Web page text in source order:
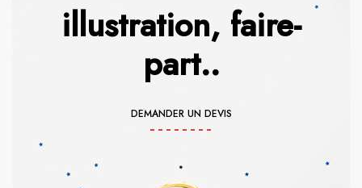
illustration, faire-
part..
DEMANDER UN DEVIS